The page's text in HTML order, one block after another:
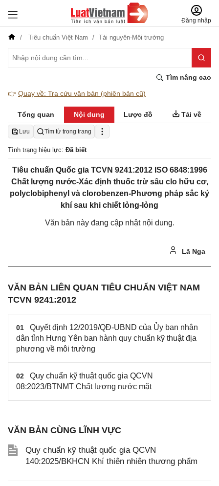
Đăng nhập
Tiêu chuẩn Việt Nam Tài nguyên-Môi trường
Tìm nâng cao
👉 Quay về: Tra cứu văn bản (phiên bản cũ)
Tổng quan Nội dung Lược đồ Tải về
Lưu Tìm từ trong trang
Tình trạng hiệu lực: Đã biết
Tiêu chuẩn Quốc gia TCVN 9241:2012 ISO 6848:1996
Chất lượng nước-Xác định thuốc trừ sâu clo hữu cơ,
polyclobiphenyl và clorobenzen-Phương pháp sắc ký
khí sau khi chiết lỏng-lỏng
Văn bản này đang cập nhật nội dung.
Lã Nga
VĂN BẢN LIÊN QUAN TIÊU CHUẨN VIỆT NAM
TCVN 9241:2012
01
Quyết định 12/2019/QĐ-UBND của Ủy ban nhân
dân tỉnh Hưng Yên ban hành quy chuẩn kỹ thuật địa
phương về môi trường
02
Quy chuẩn kỹ thuật quốc gia QCVN
08:2023/BTNMT Chất lượng nước mặt
VĂN BẢN CÙNG LĨNH VỰC
Quy chuẩn kỹ thuật quốc gia QCVN
140:2025/BKHCN Khí thiên nhiên thương phẩm